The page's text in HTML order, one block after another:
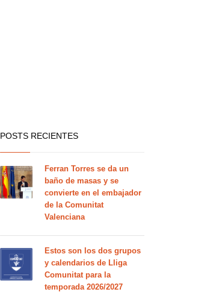
POSTS RECIENTES
Ferran Torres se da un
baño de masas y se
convierte en el embajador
de la Comunitat
Valenciana
Estos son los dos grupos
y calendarios de Lliga
Comunitat para la
temporada 2026/2027